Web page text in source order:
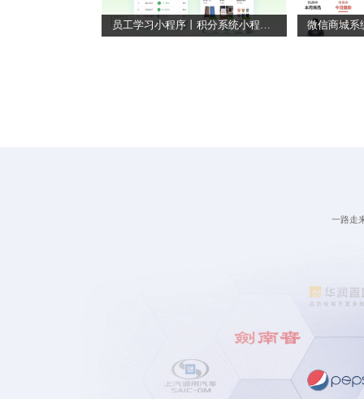
一路走